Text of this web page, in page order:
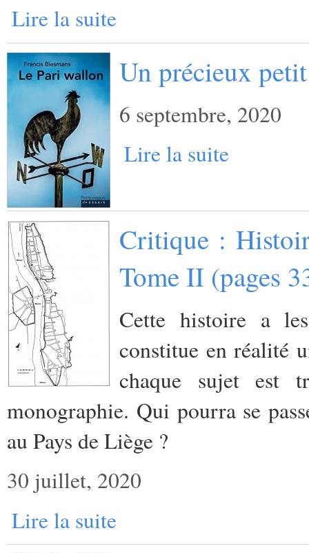
Lire la suite
Un précieux
6 septembre, 2020
Lire la suite
Critique :
Tome II (pages
Cette histoire a
constitue en réalité
chaque sujet est
monographie. Qui pourra se
au Pays de Liège ?
30 juillet, 2020
Lire la suite